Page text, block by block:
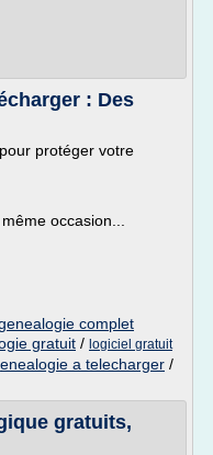
: Des
protéger votre
occasion...
complet
gratuit / logiciel gratuit
a telecharger /
gratuits,